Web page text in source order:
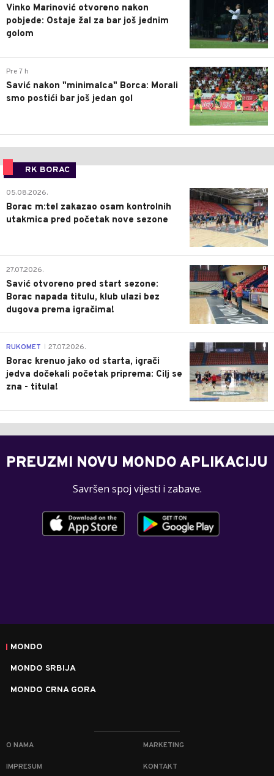
Vinko Marinović otvoreno nakon
pobjede: Ostaje žal za bar još jednim
golom
0
Pre 7 h
Savić nakon "minimalca" Borca: Morali
smo postići bar još jedan gol
RK BORAC
0
05.08.2026.
Borac m:tel zakazao osam kontrolnih
utakmica pred početak nove sezone
0
27.07.2026.
Savić otvoreno pred start sezone:
Borac napada titulu, klub ulazi bez
dugova prema igračima!
0
RUKOMET 27.07.2026.
Borac krenuo jako od starta, igrači
jedva dočekali početak priprema: Cilj se
zna - titula!
PREUZMI NOVU MONDO APLIKACIJU
Savršen spoj vijesti i zabave.
MONDO
MONDO SRBIJA
MONDO CRNA GORA
O NAMA MARKETING
IMPRESUM KONTAKT